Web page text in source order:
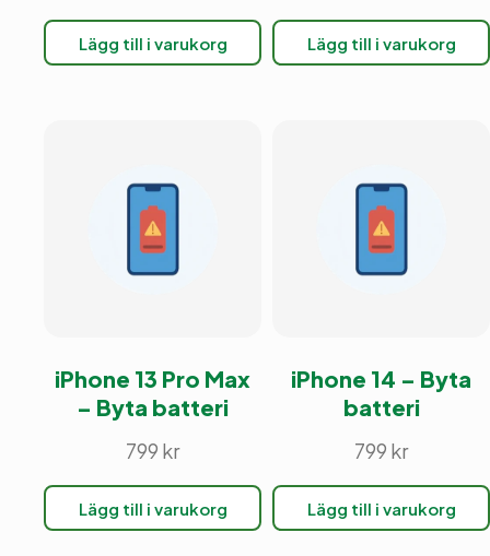
ursprungliga
priset
var:
nuvarande
priset
är:
Lägg till i varukorg
priset
var:
nuvarande
priset
är:
Lägg till i varukorg
iPhone 13 Pro Max
– Byta batteri
799 kr
Lägg till i varukorg
iPhone 14 – Byta
batteri
799 kr
Lägg till i varukorg